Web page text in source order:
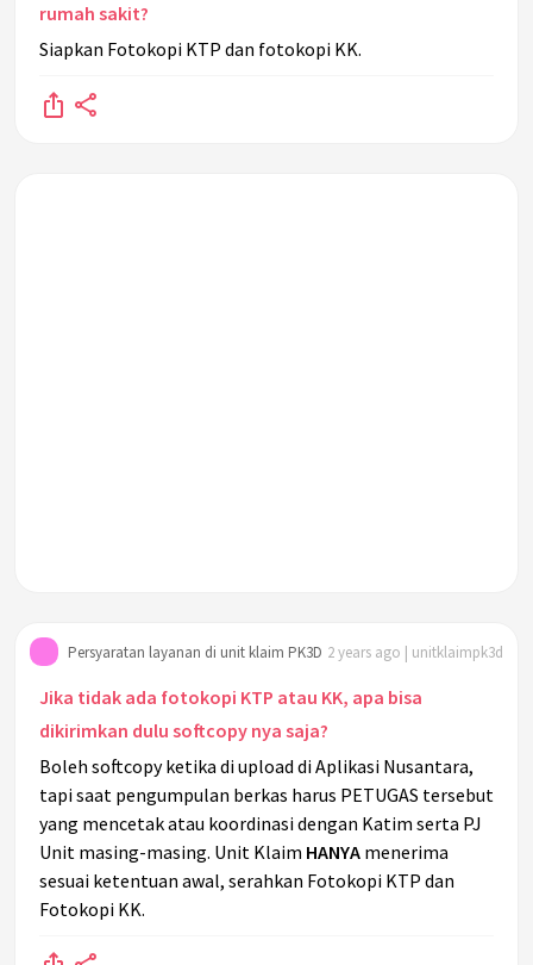
Pada pasien anak, jika KK suami dan istri belum gabung
menjadi satu KK, persyaratannya bagaimana?
Bayi?
rumah sakit?
Siapkan Fotokopi KTP dan fotokopi KK.
Persyaratan layanan di unit klaim PK3D 2 years ago | unitklaimpk3d
Jika tidak ada fotokopi KTP atau KK, apa bisa
dikirimkan dulu softcopy nya saja?
Boleh softcopy ketika di upload di Aplikasi Nusantara,
tapi saat pengumpulan berkas harus PETUGAS tersebut
yang mencetak atau koordinasi dengan Katim serta PJ
Unit masing-masing. Unit Klaim HANYA menerima
sesuai ketentuan awal, serahkan Fotokopi KTP dan
Fotokopi KK.